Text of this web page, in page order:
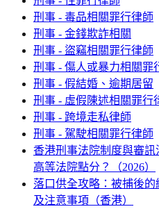
刑事 - 毒品相關罪行律師
刑事 - 金錢欺詐相關
刑事 - 盜竊相關罪行律師
刑事 - 傷人或暴力相關罪
刑事 - 假結婚、逾期居留
刑事 - 虛假陳述相關罪行
刑事 - 跨境走私律師
刑事 - 駕駛相關罪行律師
香港刑事法院制度與審訊
高等法院點分？（2026）
落口供全攻略：被捕後的
及注意事項（香港）